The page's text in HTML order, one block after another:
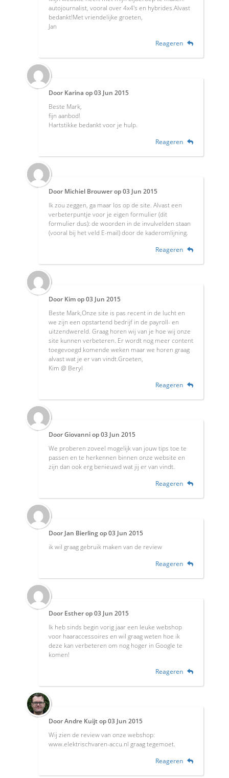
autojournalist, vooral over 4x4's en hybrides.Alvast
bedankt!Met vriendelijke groeten,
Jan
Reageren
Door Karina op03 Jun 2015
Beste Mark,
fijn aanbod!
Hartstikke bedankt voor je hulp.
Reageren
Door Michiel Brouwerop03 Jun 2015
Ik zou zeggen, ga maar los op de site. Alvast een
verbeterpuntje voor je eigen formulier (dit
formulier dus): de woorden in de invulvelden staan
(vooral bij het veld E-mail) door de kaderomlijning.
Reageren
Door Kimop03 Jun 2015
Beste Mark,Onze site is pas recent in de lucht en
we zijn een opstartend bedrijf in de payroll- en
uitzendwereld. Graag horen wij van je hoe wij onze
site kunnen verbeteren. Er wordt nog meer content
toegevoegd komende weken maar we horen graag
alvast wat je er van vindt.Groeten,
Kim @ Beryl
Reageren
DoorGiovanniop03 Jun 2015
We proberen zoveel mogelijk van jouw tips toe te
passen en te herkennen binnen onze website en
zijn dan ook erg benieuwd wat jij er van vindt.
Reageren
Door Jan Bierlingop03 Jun 2015
ik wil graag gebruik maken van de review
Reageren
Door Estherop03 Jun 2015
Ik heb sinds begin vorig jaar een leuke webshop
voor haaraccessoires en wil graag weten hoe ik
deze kan verbeteren om nog hoger in Google te
komen!
Reageren
DoorAndre Kuijtop03 Jun 2015
Wij zien de review van onze webshop:
www.elektrischvaren-accu.nl graag tegemoet.
Reageren